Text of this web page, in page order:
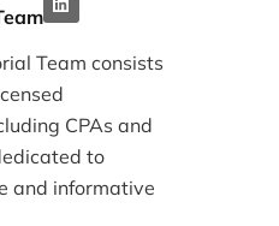
Team consists
CPAs and
to
and informative